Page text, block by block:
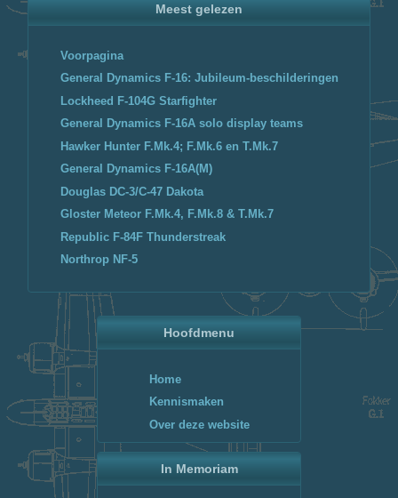
Hoofdmenu
Home
Kennismaken
Over deze website
In Memoriam
Meest gelezen
Voorpagina
General Dynamics F-16: Jubileum-beschilderingen
Lockheed F-104G Starfighter
General Dynamics F-16A solo display teams
Hawker Hunter F.Mk.4; F.Mk.6 en T.Mk.7
General Dynamics F-16A(M)
Douglas DC-3/C-47 Dakota
Gloster Meteor F.Mk.4, F.Mk.8 & T.Mk.7
Republic F-84F Thunderstreak
Northrop NF-5